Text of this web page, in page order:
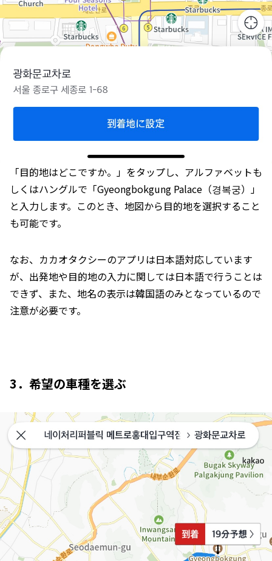
「目的地はどこですか。」をタップし、アルファベットも
しくはハングルで「Gyeongbokgung Palace（경복궁）」
と入力します。このとき、地図から目的地を選択すること
も可能です。
なお、カカオタクシーのアプリは日本語対応しています
が、出発地や目的地の入力に関しては日本語で行うことは
できず、また、地名の表示は韓国語のみとなっているので
注意が必要です。
3．希望の車種を選ぶ